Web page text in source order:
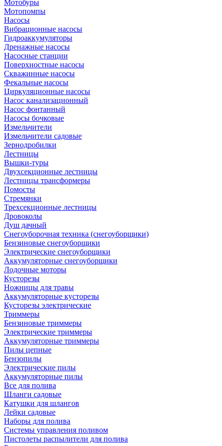
Мотобуры
Мотопомпы
Насосы
Вибрационные насосы
Гидроаккумуляторы
Дренажные насосы
Насосные станции
Поверхностные насосы
Скважинные насосы
Фекальные насосы
Циркуляционные насосы
Насос канализационный
Насос фонтанный
Насосы бочковые
Измельчители
Измельчители садовые
Зернодробилки
Лестницы
Вышки-туры
Двухсекционные лестницы
Лестницы трансформеры
Помосты
Стремянки
Трехсекционные лестницы
Дровоколы
Душ дачный
Снегоуборочная техника (снегоуборщики)
Бензиновые снегоуборщики
Электрические снегоуборщики
Аккумуляторные снегоуборщики
Лодочные моторы
Кусторезы
Ножницы для травы
Аккумуляторные кусторезы
Кусторезы электрические
Триммеры
Бензиновые триммеры
Электрические триммеры
Аккумуляторные триммеры
Пилы цепные
Бензопилы
Электрические пилы
Аккумуляторные пилы
Все для полива
Шланги садовые
Катушки для шлангов
Лейки садовые
Наборы для полива
Системы управления поливом
Пистолеты распылители для полива